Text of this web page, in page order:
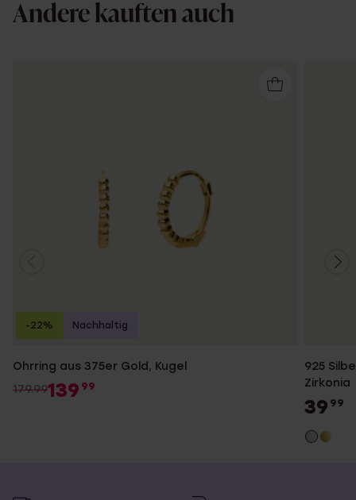
Andere kauften auch
Ohrring aus 375er Gold, Kugel
179.99139 99
-22% Nachhaltig
925
Zirkonia
39 99